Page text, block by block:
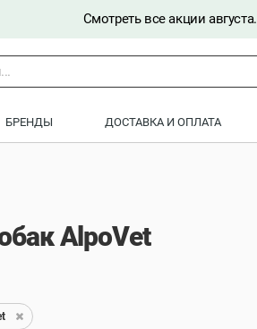
Смотреть все акции августа.
БРЕНДЫ ДОСТАВКА И ОПЛАТА
AlpoVet